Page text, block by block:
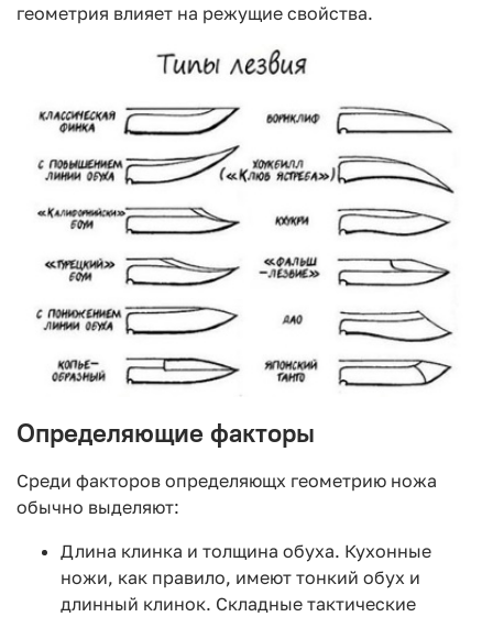
геометрия влияет на режущие свойства.
Определяющие факторы
Среди факторов определяющх геометрию ножа
обычно выделяют:
Длина клинка и толщина обуха. Кухонные
ножи, как правило, имеют тонкий обух и
длинный клинок. Складные тактические